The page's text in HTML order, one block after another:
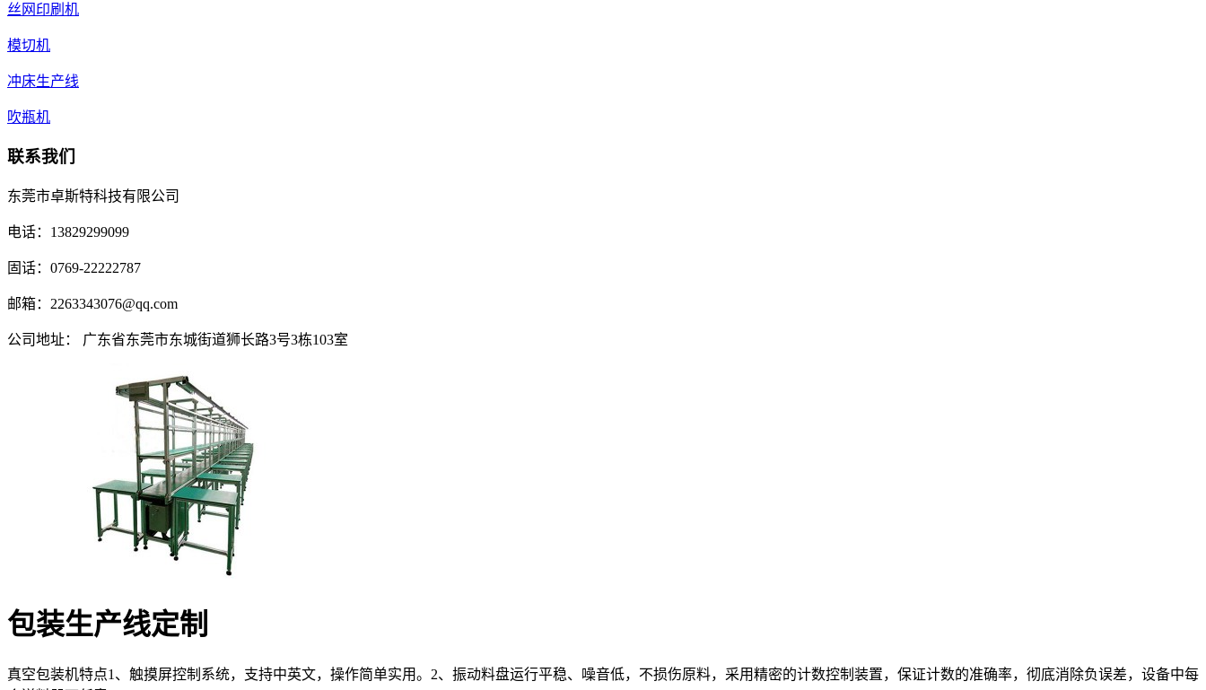
丝网印刷机
模切机
冲床生产线
吹瓶机
联系我们
东莞市卓斯特科技有限公司
电话：13829299099
固话：0769-22222787
邮箱：2263343076@qq.com
公司地址： 广东省东莞市东城街道狮长路3号3栋103室
包装生产线定制
真空包装机特点1、触摸屏控制系统，支持中英文，操作简单实用。2、振动料盘运行平稳、噪音低，不损伤原料，采用精密的计数控制装置，保证计数的准确率，彻底消除负误差，设备中每